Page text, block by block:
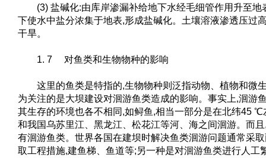
(3) 盐碱化:由库岸渗漏补给地下水经毛细管作用升至地
下使水中盐分浓集于地表,形成盐碱化。土壤溶液渗透压过
干旱。
1. 7 对鱼类和生物物种的影响
这里的鱼类是特指的,生物物种则泛指动物、植物和微
为关注的是大坝建设对洄游鱼类造成的影响。事实上,洄游
其生存的环境也各不相同,如鲟鱼,相当一部分是在北纬45 ℃
和我国乌苏里江、黑龙江、松花江等河、海之间洄游。而
有洄游鱼类。世界各国在建坝时解决鱼类洄游问题通常采
取工程措施,建鱼梯、鱼道等;另一种是对洄游鱼类进行人工